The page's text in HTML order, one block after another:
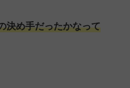
決め手だったかなって